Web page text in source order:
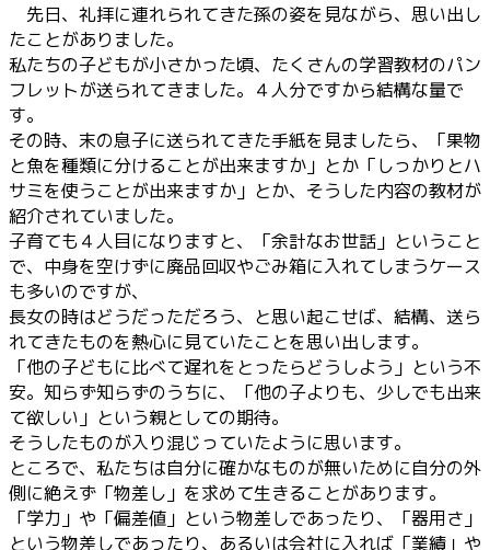
先日、礼拝に連れられてきた孫の姿を見ながら、思い出し
たことがありました。
私たちの子どもが小さかった頃、たくさんの学習教材のパン
フレットが送られてきました。４人分ですから結構な量で
す。
その時、末の息子に送られてきた手紙を見ましたら、「果物
と魚を種類に分けることが出来ますか」とか「しっかりとハ
サミを使うことが出来ますか」とか、そうした内容の教材が
紹介されていました。
子育ても４人目になりますと、「余計なお世話」ということ
で、中身を空けずに廃品回収やごみ箱に入れてしまうケース
も多いのですが、
長女の時はどうだっただろう、と思い起こせば、結構、送ら
れてきたものを熱心に見ていたことを思い出します。
「他の子どもに比べて遅れをとったらどうしよう」という不
安。知らず知らずのうちに、「他の子よりも、少しでも出来
て欲しい」という親としての期待。
そうしたものが入り混じっていたように思います。
ところで、私たちは自分に確かなものが無いために自分の外
側に絶えず「物差し」を求めて生きることがあります。
「学力」や「偏差値」という物差しであったり、「器用さ」
という物差しであったり、あるいは会社に入れば「業績」や